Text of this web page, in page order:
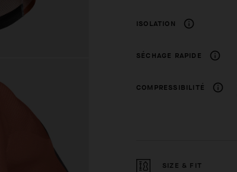
ISOLATION
SÉCHAGE RAPIDE
COMPRESSIBILITÉ
SIZE & FIT